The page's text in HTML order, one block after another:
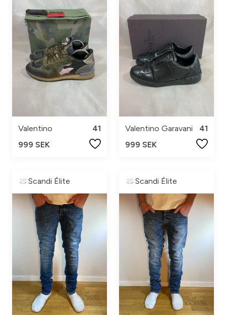
Valentino
41
999 SEK
Valentino Garavani
41
999 SEK
Scandi Élite Scandi Élite